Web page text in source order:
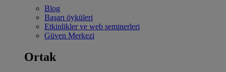
Blog
Başarı öyküleri
Etkinlikler ve web seminerleri
Güven Merkezi
Ortak